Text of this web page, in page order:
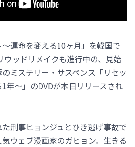
運命を変える10ヶ月」を韓国で
ウッドリメイクも進行中の、見始
ミステリー・サスペンス「リセッ
年～」のDVDが本日リリースされ
刑事ヒョンジュとひき逃げ事故で
ウェブ漫画家のガヒョン。生きる